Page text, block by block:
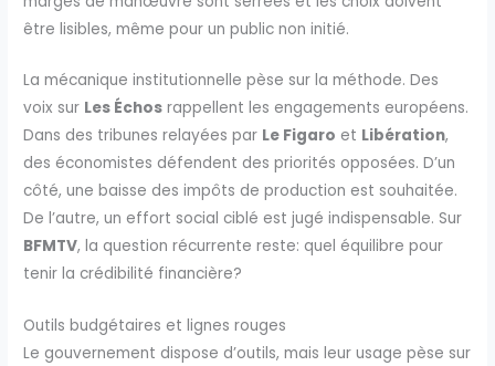
être lisibles, même pour un public non initié.
La mécanique institutionnelle pèse sur la méthode. Des
voix sur Les Échos rappellent les engagements européens.
Dans des tribunes relayées par Le Figaro et Libération,
des économistes défendent des priorités opposées. D’un
côté, une baisse des impôts de production est souhaitée.
De l’autre, un effort social ciblé est jugé indispensable. Sur
BFMTV, la question récurrente reste: quel équilibre pour
tenir la crédibilité financière?
Outils budgétaires et lignes rouges
Le gouvernement dispose d’outils, mais leur usage pèse sur